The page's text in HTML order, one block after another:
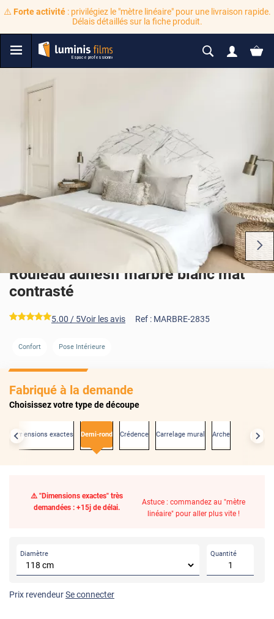
⚠️ Forte activité: privilégiez le "mètre linéaire" pour une livraison rapide.
Délais détaillés sur la fiche produit.
Rouleau adhésif marbre blanc mat
contrasté
*****
5.00 / 5Voir les avis Ref : MARBRE-2835
Confort Pose Intérieure
Fabriqué à la demande
Choisissez votre type de découpe
Aux dimensions exactes Demi-rond Crédence Carrelage mural Arche
⚠️ "Dimensions exactes" très
demandées : +15j de délai.
Astuce : commandez au "mètre
linéaire" pour aller plus vite !
Diamètre Quantité
Prix revendeurSe connecter